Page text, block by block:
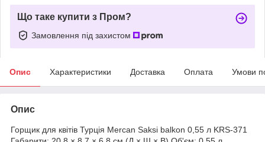
Що таке купити з Пром?
Замовлення під захистом
Опис Характеристики Доставка Оплата Умови
Опис
Горщик для квітів Турція Mercan Saksi balkon 0,55 л KRS-371